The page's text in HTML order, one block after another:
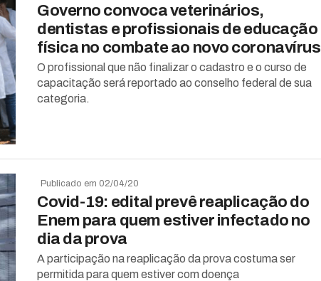
Governo convoca veterinários,
dentistas e profissionais de educação
física no combate ao novo coronavírus
O profissional que não finalizar o cadastro e o curso de
capacitação será reportado ao conselho federal de sua
categoria.
Publicado em 02/04/20
Covid-19: edital prevê reaplicação do
Enem para quem estiver infectado no
dia da prova
A participação na reaplicação da prova costuma ser
permitida para quem estiver com doença